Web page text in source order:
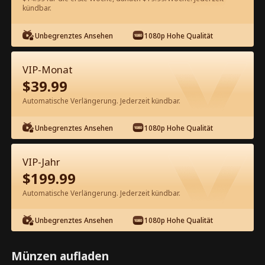
Kostenlos in der App ansehen
Episode 27 - Geh weg, Stiefmutter, du
hast es ganz falsch! Kompletter Film
0-49 50-55
27 28 30 31
kündbar.
Unbegrenztes Ansehen 1080p Hohe Qualität
VIP-Monat
$39.99
Automatische Verlängerung. Jederzeit kündbar.
Unbegrenztes Ansehen 1080p Hohe Qualität
VIP-Jahr
$199.99
Automatische Verlängerung. Jederzeit kündbar.
Unbegrenztes Ansehen 1080p Hohe Qualität
Münzen aufladen